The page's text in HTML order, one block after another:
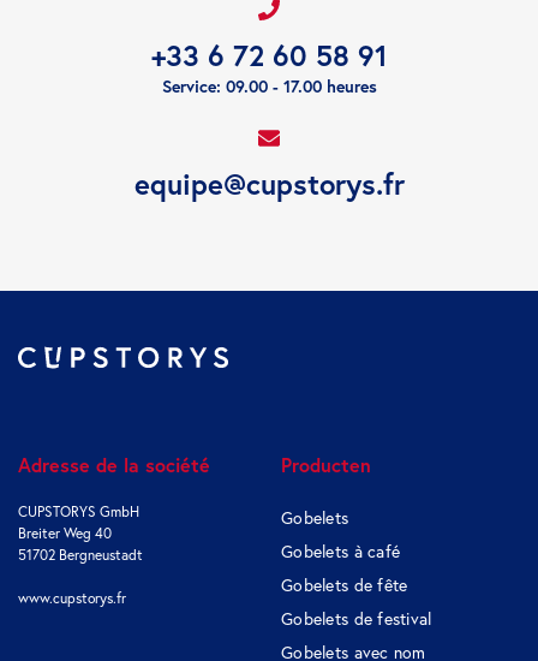
+33 6 72 60 58 91
Service: 09.00 - 17.00 heures
equipe@cupstorys.fr
Adresse de la société
CUPSTORYS GmbH
Breiter Weg 40
51702 Bergneustadt
www.cupstorys.fr
Producten
Gobelets
Gobelets à café
Gobelets de fête
Gobelets de festival
Gobelets avec nom